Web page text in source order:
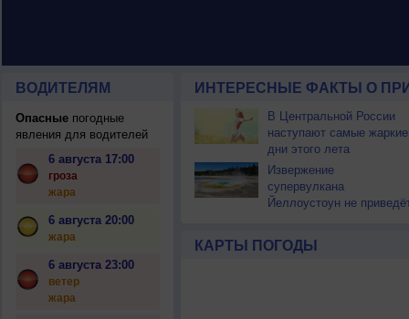
ВОДИТЕЛЯМ
Опасныепогодные
явления для водителей
6 августа 17:00
гроза
жара
6 августа 20:00
жара
6 августа 23:00
ветер
жара
ИНТЕРЕСНЫЕ ФАКТЫ О
В Центральной России
наступают самые жаркие
дни этого лета
Извержение
супервулкана
Йеллоустоун не
КАРТЫ ПОГОДЫ